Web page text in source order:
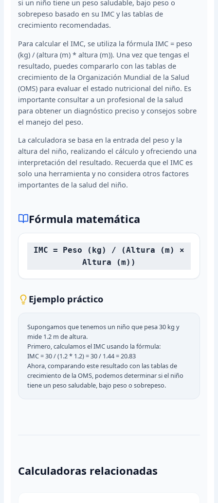
si un niño tiene un peso saludable, bajo peso o
sobrepeso basado en su IMC y las tablas de
crecimiento recomendadas.
Para calcular el IMC, se utiliza la fórmula IMC = peso
(kg) / (altura (m) * altura (m)). Una vez que tengas el
resultado, puedes compararlo con las tablas de
crecimiento de la Organización Mundial de la Salud
(OMS) para evaluar el estado nutricional del niño. Es
importante consultar a un profesional de la salud
para obtener un diagnóstico preciso y consejos sobre
el manejo del peso.
La calculadora se basa en la entrada del peso y la
altura del niño, realizando el cálculo y ofreciendo una
interpretación del resultado. Recuerda que el IMC es
solo una herramienta y no considera otros factores
importantes de la salud del niño.
Fórmula matemática
IMC = Peso (kg) / (Altura (m) ×
Altura (m))
Ejemplo práctico
Supongamos que tenemos un niño que pesa 30 kg y
mide 1.2 m de altura.
Primero, calculamos el IMC usando la fórmula:
IMC = 30 / (1.2 * 1.2) = 30 / 1.44 = 20.83
Ahora, comparando este resultado con las tablas de
crecimiento de la OMS, podemos determinar si el niño
tiene un peso saludable, bajo peso o sobrepeso.
Calculadoras relacionadas